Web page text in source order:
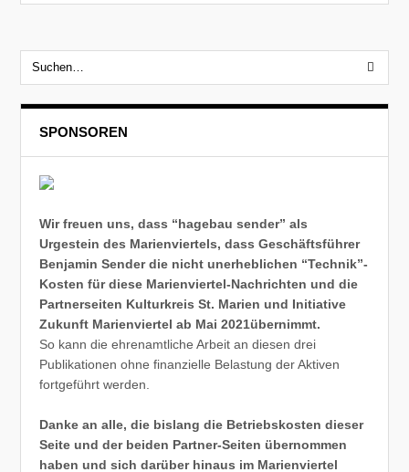
SPONSOREN
Wir freuen uns, dass “hagebau sender” als
Urgestein des Marienviertels, dass Geschäftsführer
Benjamin Sender die nicht unerheblichen “Technik”-
Kosten für diese Marienviertel-Nachrichten und die
Partnerseiten Kulturkreis St. Marien und Initiative
Zukunft Marienviertel ab Mai 2021übernimmt.
So kann die ehrenamtliche Arbeit an diesen drei
Publikationen ohne finanzielle Belastung der Aktiven
fortgeführt werden.
Danke an alle, die bislang die Betriebskosten dieser
Seite und der beiden Partner-Seiten übernommen
haben und sich darüber hinaus im Marienviertel